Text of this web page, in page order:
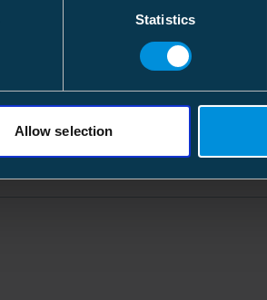
Statistics
Allow selection
Pylväskengän kiinnikesetti
pylväskenkiin ST155.x
Sorsa